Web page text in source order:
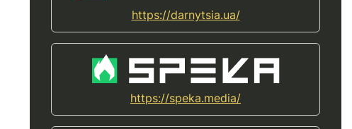
https://darnytsia.ua/
https://speka.media/